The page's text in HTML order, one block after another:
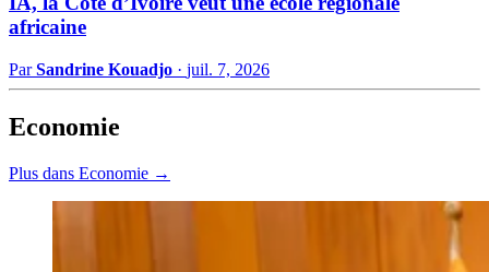
africaine
ParSandrine Kouadjo · juil. 7, 2026
Economie
Plus dans Economie →